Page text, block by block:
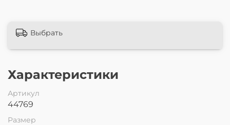
Выбрать
Характеристики
Артикул
44769
Размер